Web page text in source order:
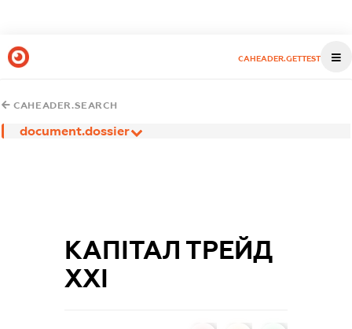
CAHEADER.GETTEST
CAHEADER.SEARCH
document.dossier
КАПІТАЛ ТРЕЙД
ХХІ